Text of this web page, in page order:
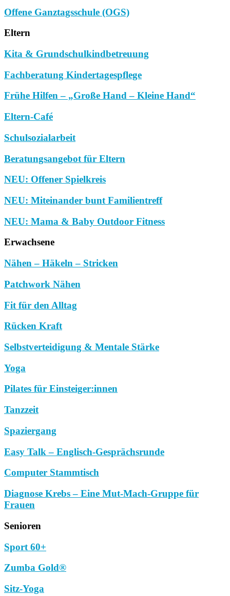
Offene Ganztagsschule (OGS)
Eltern
Kita & Grundschulkindbetreuung
Fachberatung Kindertagespflege
Frühe Hilfen – „Große Hand – Kleine Hand“
Eltern-Café
Schulsozialarbeit
Beratungsangebot für Eltern
NEU: Offener Spielkreis
NEU: Miteinander bunt Familientreff
NEU: Mama & Baby Outdoor Fitness
Erwachsene
Nähen – Häkeln – Stricken
Patchwork Nähen
Fit für den Alltag
Rücken Kraft
Selbstverteidigung & Mentale Stärke
Yoga
Pilates für Einsteiger:innen
Tanzzeit
Spaziergang
Easy Talk – Englisch-Gesprächsrunde
Computer Stammtisch
Diagnose Krebs – Eine Mut-Mach-Gruppe für
Frauen
Senioren
Sport 60+
Zumba Gold®
Sitz-Yoga